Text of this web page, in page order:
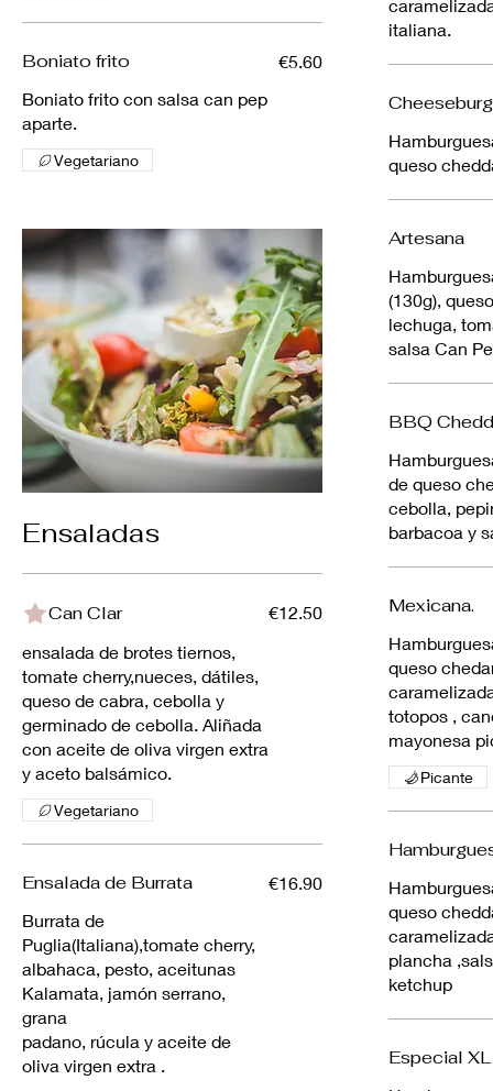
Boniato frito
Boniato frito con salsa can pep
aparte.
€5.60
Vegetariano
Ensaladas
Can Clar
ensalada de brotes tiernos,
tomate cherry,nueces, dátiles,
queso de cabra, cebolla y
germinado de cebolla. Aliñada
con aceite de oliva virgen extra
€12.50
Vegetariano
Ensalada de Burrata
Burrata de
Puglia(Italiana),tomate cherry,
albahaca, pesto, aceitunas
Kalamata, jamón serrano,
grana
padano, rúcula y aceite de
oliva virgen extra .
€16.90
italiana.
queso
Artesana
(130g),
lechuga,
salsa Can
BBQ
de queso
cebolla,
barbacoa y
Mexicana.
queso
totopos ,
mayonesa
Picante
queso
plancha
ketchup
Especial XL